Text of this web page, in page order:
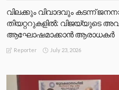
വിലക്കും വിവാദവും കടന്ന്
തിയറ്ററുകളിൽ‌: വിജയ്‌യുടെ
ആഘോഷമാക്കാൻ ആരാധകർ
Reporter July 23, 2026